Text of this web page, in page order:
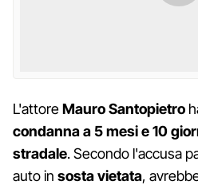
L'attoreMauro Santopietro
condanna a 5 mesi e 10
stradale. Secondo l'accusa
auto in sosta vietata,